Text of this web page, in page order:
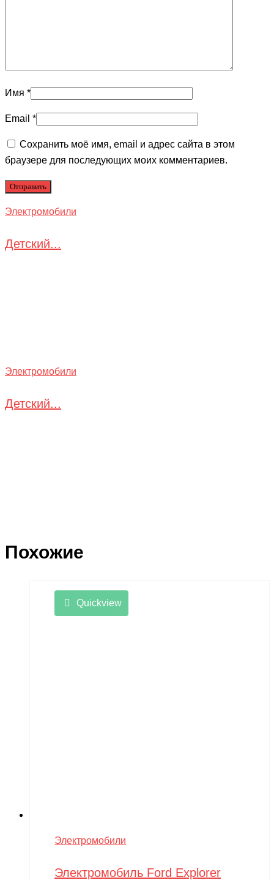
Имя *
Email *
Сохранить моё имя, email и адрес сайта в этом
браузере для последующих моих комментариев.
Электромобили
Детский...
Электромобили
Детский...
Похожие
Quickview
Электромобили
Электромобиль Ford Explorer